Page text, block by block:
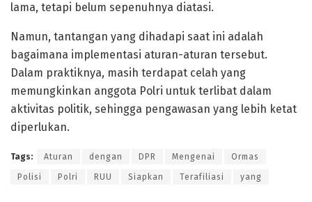
lama, tetapi belum sepenuhnya diatasi.
Namun, tantangan yang dihadapi saat ini adalah
bagaimana implementasi aturan-aturan tersebut.
Dalam praktiknya, masih terdapat celah yang
memungkinkan anggota Polri untuk terlibat dalam
aktivitas politik, sehingga pengawasan yang lebih ketat
diperlukan.
Tags: Aturan dengan DPR Mengenai Ormas
Polisi Polri RUU Siapkan Terafiliasi yang